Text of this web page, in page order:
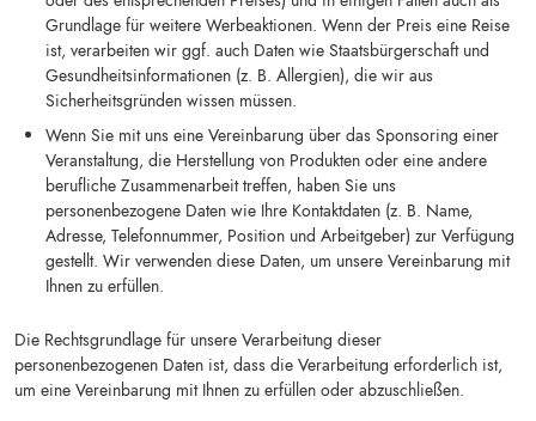
Grundlage für weitere Werbeaktionen. Wenn der Preis eine Reise
ist, verarbeiten wir ggf. auch Daten wie Staatsbürgerschaft und
Gesundheitsinformationen (z. B. Allergien), die wir aus
Sicherheitsgründen wissen müssen.
Wenn Sie mit uns eine Vereinbarung über das Sponsoring einer
Veranstaltung, die Herstellung von Produkten oder eine andere
berufliche Zusammenarbeit treffen, haben Sie uns
personenbezogene Daten wie Ihre Kontaktdaten (z. B. Name,
Adresse, Telefonnummer, Position und Arbeitgeber) zur Verfügung
gestellt. Wir verwenden diese Daten, um unsere Vereinbarung mit
Ihnen zu erfüllen.
Die Rechtsgrundlage für unsere Verarbeitung dieser
personenbezogenen Daten ist, dass die Verarbeitung erforderlich ist,
um eine Vereinbarung mit Ihnen zu erfüllen oder abzuschließen.